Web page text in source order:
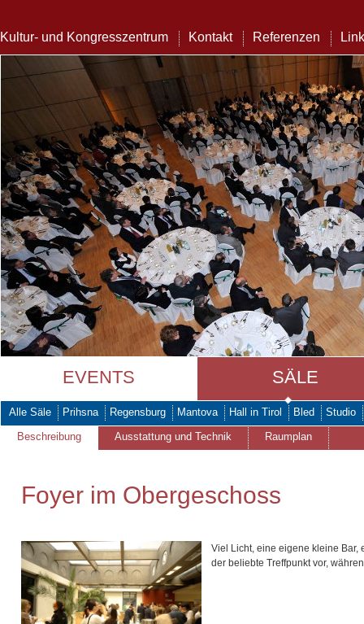
Kultur- und Kongresszentrum Kontakt Referenzen
EVENTS SÄLE
Alle Säle Prihsna Regensburg Mantova Hall in Tirol Bled
Studio
Beschreibung
Ausstattung und Technik Raumplan
Foyer im Obergeschoss
Viel Licht, eine eigene kleine Bar,
der beliebte Treffpunkt vor,